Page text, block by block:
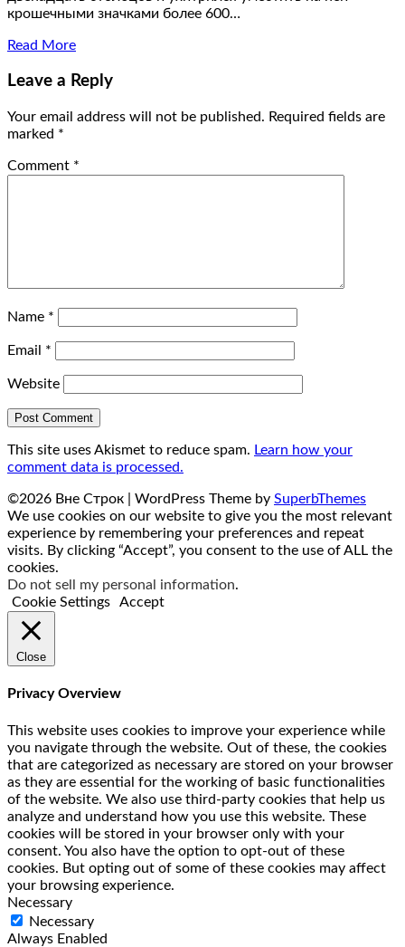
крошечными значками более 600…
Read More
Leave a Reply
Your email address will not be published. Required fields are
marked *
Comment *
Name *
Email *
Website
This site uses Akismet to reduce spam. Learn how your
comment data is processed.
©2026 Вне Строк | WordPress Theme by SuperbThemes
We use cookies on our website to give you the most relevant
experience by remembering your preferences and repeat
visits. By clicking “Accept”, you consent to the use of ALL the
cookies.
Do not sell my personal information.
Cookie Settings
Accept
Close
Privacy Overview
This website uses cookies to improve your experience while
you navigate through the website. Out of these, the cookies
that are categorized as necessary are stored on your browser
as they are essential for the working of basic functionalities
of the website. We also use third-party cookies that help us
analyze and understand how you use this website. These
cookies will be stored in your browser only with your
consent. You also have the option to opt-out of these
cookies. But opting out of some of these cookies may affect
your browsing experience.
Necessary
Necessary
Always Enabled